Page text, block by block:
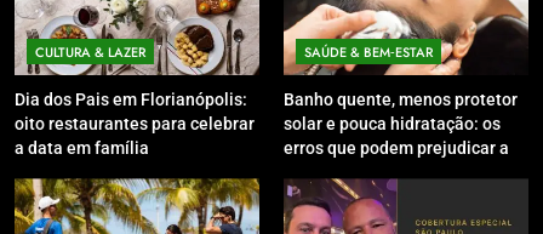
CULTURA & LAZER
Dia dos Pais em Florianópolis:
oito restaurantes para celebrar
a data em família
SAÚDE & BEM‑ESTAR
Banho quente, menos protetor
solar e pouca hidratação: os
erros que podem prejudicar a
inverno